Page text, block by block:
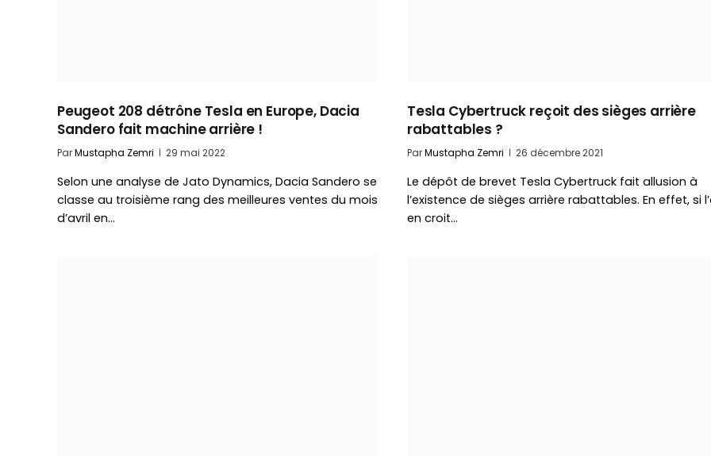
Peugeot 208 détrône Tesla en Europe, Dacia
Sandero fait machine arrière !
ParMustapha Zemri 29 mai 2022
Selon une analyse de Jato Dynamics, Dacia Sandero se
classe au troisième rang des meilleures ventes du mois
d’avril en…
Tesla Cybertruck reçoit des sièges arrière
rabattables ?
ParMustapha Zemri 26 décembre 2021
Le dépôt de brevet Tesla Cybertruck fait allusion à
l’existence de sièges arrière rabattables. En effet, si
en croit…